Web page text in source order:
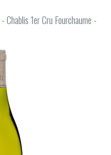
Chablis 1er Cru Fourchaume -